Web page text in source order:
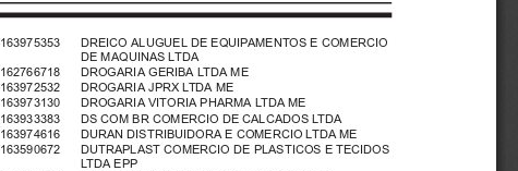
163975353   DREICO ALUGUEL DE EQUIPAMENTOS E COMERCIO
DE MAQUINAS LTDA
162766718   DROGARIA GERIBA LTDA ME
163972532   DROGARIA JPRX LTDA ME
163973130   DROGARIA VITORIA PHARMA LTDA ME
163933383   DS COM BR COMERCIO DE CALCADOS LTDA
163974616   DURAN DISTRIBUIDORA E COMERCIO LTDA ME
163590672   DUTRAPLAST COMERCIO DE PLASTICOS E TECIDOS
LTDA EPP